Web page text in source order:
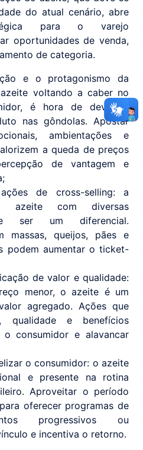
do atual cenário, abre
para o varejo
oportunidades de venda,
de categoria.
e o protagonismo da
voltando a caber no
é hora de devolver
nas gôndolas. Apostar
ambientações e
a queda de preços
de vantagem e
de cross-selling: a
azeite com diversas
ser um diferencial.
massas, queijos, pães e
podem aumentar o ticket-
de valor e qualidade:
menor, o azeite é um
agregado. Ações que
qualidade e benefícios
o consumidor e alavancar
o consumidor: o azeite
e presente na rotina
Aproveitar o período
oferecer programas de
progressivos ou
e incentiva o retorno.